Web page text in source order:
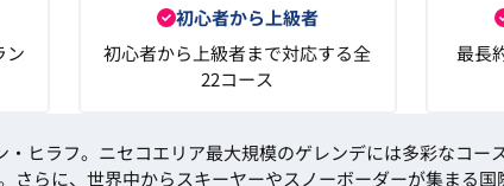
ン
初心者から上級者
初心者から上級者まで対応する全
22コース
最長
ヒラフ。ニセコエリア最大規模のゲレンデには多彩なコー
らに、世界中からスキーヤーやスノーボーダーが集まる